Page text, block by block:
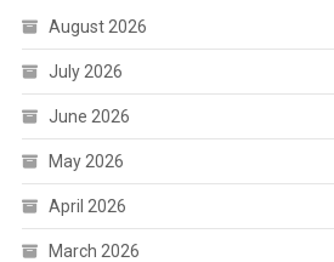
August 2026
July 2026
June 2026
May 2026
April 2026
March 2026